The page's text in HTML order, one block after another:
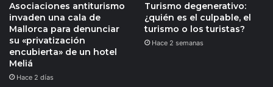
Asociaciones antiturismo
invaden una cala de
Mallorca para denunciar
su «privatización
encubierta» de un hotel
Meliá
Hace 2 días
Turismo degenerativo:
¿quién es el culpable, el
turismo o los turistas?
Hace 2 semanas